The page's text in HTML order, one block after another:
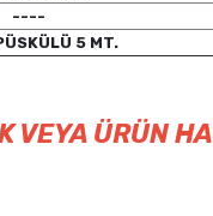
----
5 MT.
VEYA ÜRÜN